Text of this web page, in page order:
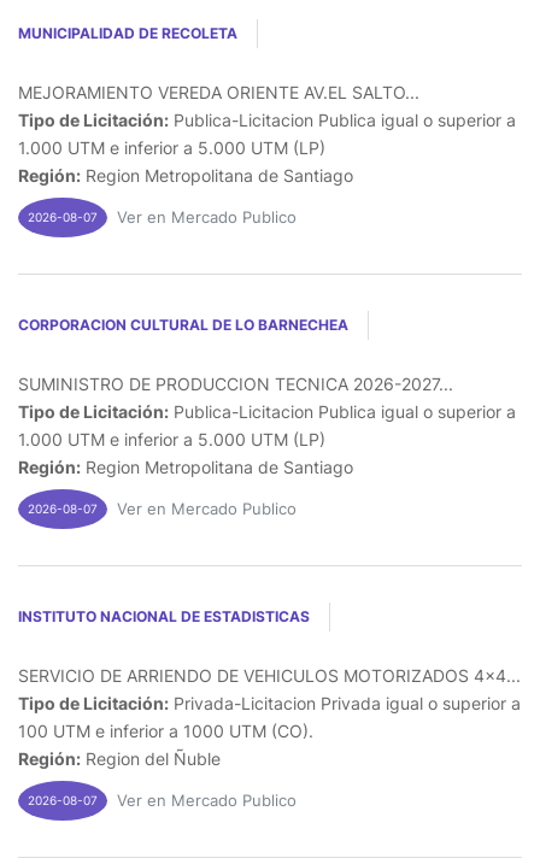
MUNICIPALIDAD DE RECOLETA
MEJORAMIENTO VEREDA ORIENTE AV.EL SALTO...
Tipo de Licitación: Publica-Licitacion Publica igual o superior a
1.000 UTM e inferior a 5.000 UTM (LP)
Región: Region Metropolitana de Santiago
2026-08-07 Ver en Mercado Publico
CORPORACION CULTURAL DE LO BARNECHEA
SUMINISTRO DE PRODUCCION TECNICA 2026-2027...
Tipo de Licitación: Publica-Licitacion Publica igual o superior a
1.000 UTM e inferior a 5.000 UTM (LP)
Región: Region Metropolitana de Santiago
2026-08-07 Ver en Mercado Publico
INSTITUTO NACIONAL DE ESTADISTICAS
SERVICIO DE ARRIENDO DE VEHICULOS MOTORIZADOS 4x4...
Tipo de Licitación: Privada-Licitacion Privada igual o superior a
100 UTM e inferior a 1000 UTM (CO).
Región: Region del Ñuble
2026-08-07 Ver en Mercado Publico